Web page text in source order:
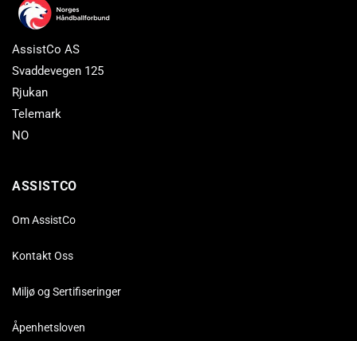
AssistCo AS
Svaddevegen 125
Rjukan
Telemark
NO
ASSISTCO
Om AssistCo
Kontakt Oss
Miljø og Sertifiseringer
Åpenhetsloven